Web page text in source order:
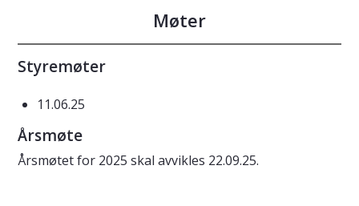
Møter
Styremøter
11.06.25
Årsmøte
Årsmøtet for 2025 skal avvikles 22.09.25.